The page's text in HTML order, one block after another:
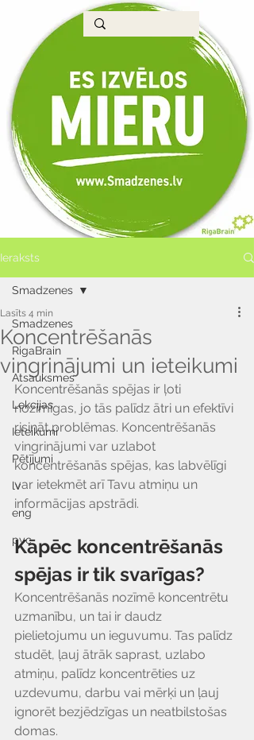
Ieraksts
Smadzenes
RigaBrain
Atsauksmes
Lekcijas
Ieteikumi
Pētījumi
lv
eng
рус
Smadzenes
Koncentrēšanās
vingrinājumi un ieteikumi
Lasīts 4 min
Koncentrēšanās spējas ir ļoti
nozīmīgas, jo tās palīdz ātri un efektīvi
risināt problēmas. Koncentrēšanās
vingrinājumi var uzlabot
koncentrēšanās spējas, kas labvēlīgi
var ietekmēt arī Tavu atmiņu un
informācijas apstrādi.
Kāpēc koncentrēšanās
spējas ir tik svarīgas?
Koncentrēšanās nozīmē koncentrētu
uzmanību, un tai ir daudz
pielietojumu un ieguvumu. Tas palīdz
studēt, ļauj ātrāk saprast, uzlabo
atmiņu, palīdz koncentrēties uz
uzdevumu, darbu vai mērķi un ļauj
ignorēt bezjēdzīgas un neatbilstošas
domas.